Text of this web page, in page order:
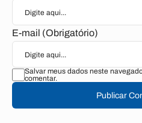
E-mail (Obrigatório)
Salvar meus dados neste
comentar.
Publicar